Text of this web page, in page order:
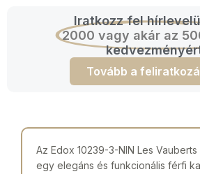
Iratkozz fel
2000 vagy akár az
Tovább a
Az Edox 10239-3-NIN Les
egy elegáns és funkcionális férfi